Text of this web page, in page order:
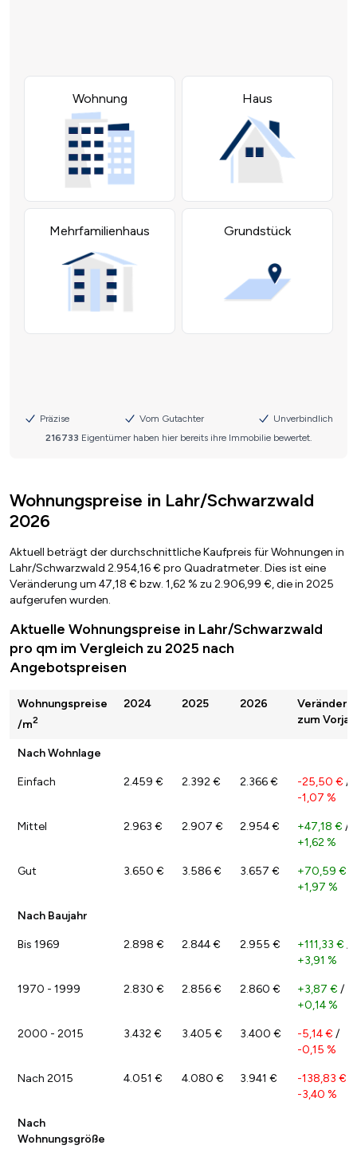
Wohnungspreise in Lahr/Schwarzwald
2026
Aktuell beträgt der durchschnittliche Kaufpreis für Wohnungen in
Lahr/Schwarzwald 2.954,16 € pro Quadratmeter. Dies ist eine
Veränderung um 47,18 € bzw. 1,62 % zu 2.906,99 €, die in 2025
aufgerufen wurden.
Aktuelle Wohnungspreise in Lahr/Schwarzwald
pro qm im Vergleich zu 2025 nach
Angebotspreisen
Wohnungspreise
/m2
2024 2025 2026
zum
Nach Wohnlage
Einfach 2.459 € 2.392 € 2.366 € -25,50 € /
-1,07 %
Mittel 2.963 € 2.907 € 2.954 € +47,18 € /
+1,62 %
Gut 3.650 € 3.586 € 3.657 € +70,59 €
+1,97 %
Nach Baujahr
Bis 1969 2.898 € 2.844 € 2.955 € +111,33 € /
+3,91 %
1970 - 1999 2.830 € 2.856 € 2.860 € +3,87 € /
+0,14 %
2000 - 2015 3.432 € 3.405 € 3.400 € -5,14 € /
-0,15 %
Nach 2015 4.051 € 4.080 € 3.941 € -138,83 €
-3,40 %
Nach
Wohnungsgröße